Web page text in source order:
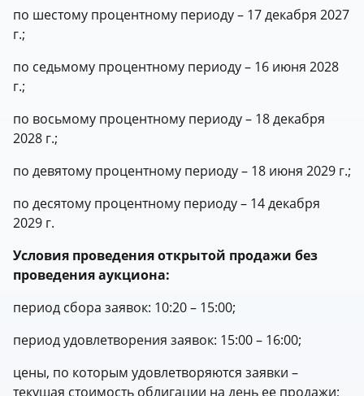
по шестому процентному периоду – 17 декабря 2027
г.;
по седьмому процентному периоду – 16 июня 2028
г.;
по восьмому процентному периоду – 18 декабря
2028 г.;
по девятому процентному периоду – 18 июня 2029 г.;
по десятому процентному периоду – 14 декабря
2029 г.
Условия проведения открытой продажи без
проведения аукциона:
период сбора заявок: 10:20 – 15:00;
период удовлетворения заявок: 15:00 – 16:00;
цены, по которым удовлетворяются заявки –
текущая стоимость облигации на день ее продажи;